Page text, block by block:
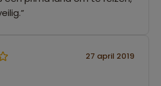
27 april 2019